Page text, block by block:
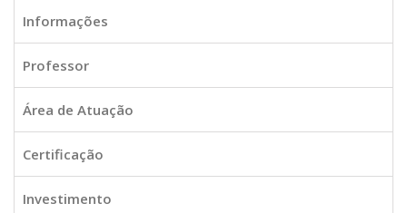
Informações
Professor
Área de Atuação
Certificação
Investimento